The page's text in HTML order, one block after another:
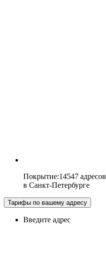
Покрытие:14547 адресов
в Санкт-Петербурге
Тарифы по вашему адресу
Введите адрес